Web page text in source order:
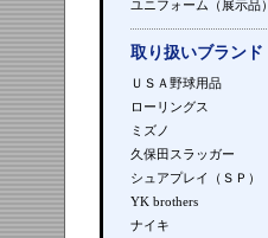
ユニフォーム（展示品）
取り扱いブランド
ＵＳＡ野球用品
ローリングス
ミズノ
久保田スラッガー
シュアプレイ（ＳＰ）
YK brothers
ナイキ